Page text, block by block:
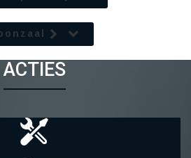
ACTIES